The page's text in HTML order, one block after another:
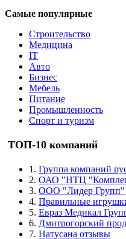
Самые популярные
Строительство
Медицина
IT
Авто
Бизнес
Мебель
Питание
Промышленность
Спорт и туризм
ТОП-10 компаний
1. Группа компаний
2. ОАО "НТЦ
3. ООО "Лидер Групп"
4. Правильные
5. Евраз Медикал
6. Дмитрогорский
7. Натусана отзывы